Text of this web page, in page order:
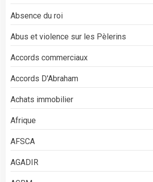
Absence du roi
Abus et violence sur les Pèlerins
Accords commerciaux
Accords D'Abraham
Achats immobilier
Afrique
AFSCA
AGADIR